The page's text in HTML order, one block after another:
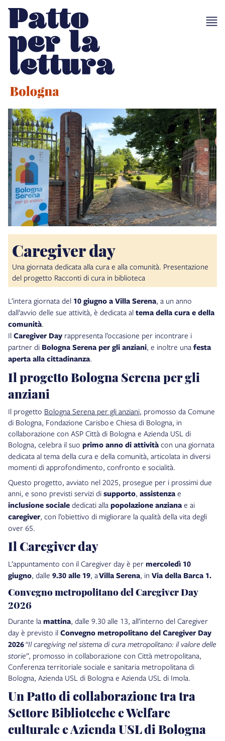
Caregiver day
Una giornata dedicata alla cura e alla comunità. Presentazione
del progetto Racconti di cura in biblioteca
L’intera giornata del 10 giugno a Villa Serena, a un anno
dall’avvio delle sue attività, è dedicata al tema della cura e della
comunità.
Il Caregiver Day rappresenta l’occasione per incontrare i
partner di Bologna Serena per gli anziani, e inoltre una festa
aperta alla cittadinanza.
Il progetto Bologna Serena per gli
anziani
Il progetto Bologna Serena per gli anziani, promosso da Comune
di Bologna, Fondazione Carisbo e Chiesa di Bologna, in
collaborazione con ASP Città di Bologna e Azienda USL di
Bologna, celebra il suo primo anno di attività con una giornata
dedicata al tema della cura e della comunità, articolata in diversi
momenti di approfondimento, confronto e socialità.
Questo progetto, avviato nel 2025, prosegue per i prossimi due
anni, e sono previsti servizi di supporto, assistenza e
inclusione sociale dedicati alla popolazione anziana e ai
caregiver, con l’obiettivo di migliorare la qualità della vita degli
over 65.
Il Caregiver day
L’appuntamento con il Caregiver day è per mercoledì 10
giugno, dalle 9.30 alle 19, aVilla Serena, in Via della Barca 1.
Convegno metropolitano del Caregiver Day
2026
Durante la mattina, dalle 9.30 alle 13, all’interno del Caregiver
day è previsto il Convegno metropolitano del Caregiver Day
2026“Il caregiving nel sistema di cura metropolitano: il valore delle
storie”, promosso in collaborazione con Città metropolitana,
Conferenza territoriale sociale e sanitaria metropolitana di
Bologna, Azienda USL di Bologna e Azienda USL di Imola.
Un Patto di collaborazione tra tra
Settore Biblioteche e Welfare
culturale e Azienda USL di Bologna